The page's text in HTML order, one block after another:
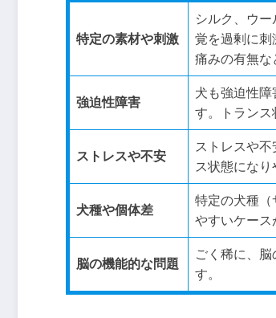
特定の素材や刺激
シルク、ウ
覚を過剰に刺
痛みの有無な
強迫性障害
犬も強迫性障
す。トランス
ストレスや不安
ストレスや
ス状態になり
犬種や個体差
特定の犬種（
やすいケース
脳の機能的な問題
ごく稀に、
す。